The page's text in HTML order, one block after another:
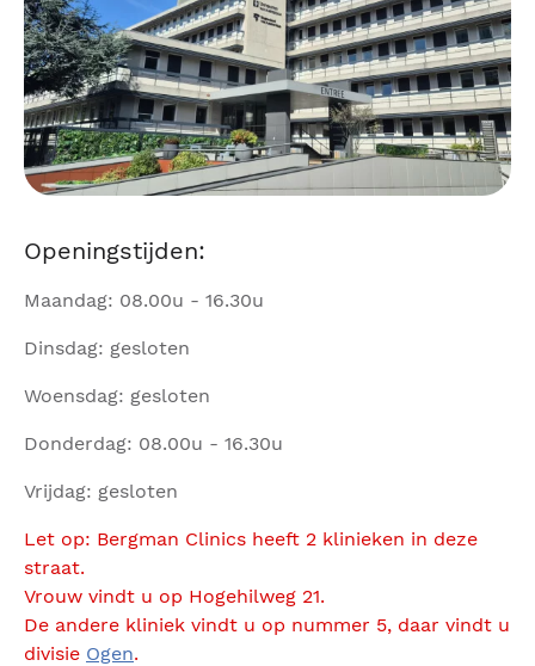
Openingstijden:
Maandag: 08.00u - 16.30u
Dinsdag: gesloten
Woensdag: gesloten
Donderdag: 08.00u - 16.30u
Vrijdag: gesloten
Let op: Bergman Clinics heeft 2 klinieken in deze
straat.
Vrouw vindt u op Hogehilweg 21.
De andere kliniek vindt u op nummer 5, daar vindt u
divisie Ogen.